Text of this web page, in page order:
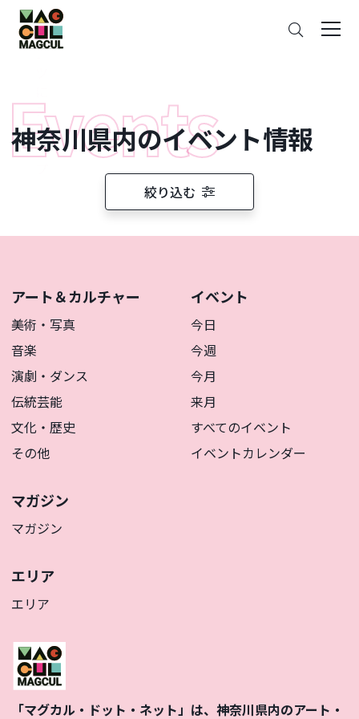
ン
テ
ン
ス
キ
ッ
神奈川県内のイベント情報
絞り込む
アート＆カルチャー
美術・写真
音楽
演劇・ダンス
伝統芸能
文化・歴史
その他
イベント
今日
今週
今月
来月
すべてのイベント
イベントカレンダー
マガジン
マガジン
エリア
エリア
「マグカル・ドット・ネット」は、神奈川県内のアート・